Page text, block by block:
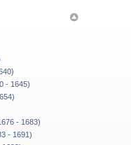
- 1645)
- 1683)
- 1691)